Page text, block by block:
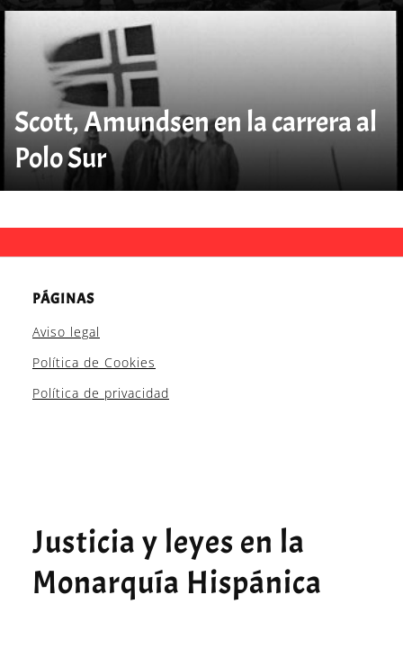
Scott, Amundsen en la carrera al
Polo Sur
PÁGINAS
Aviso legal
Política de Cookies
Política de privacidad
Justicia y leyes en la
Monarquía Hispánica